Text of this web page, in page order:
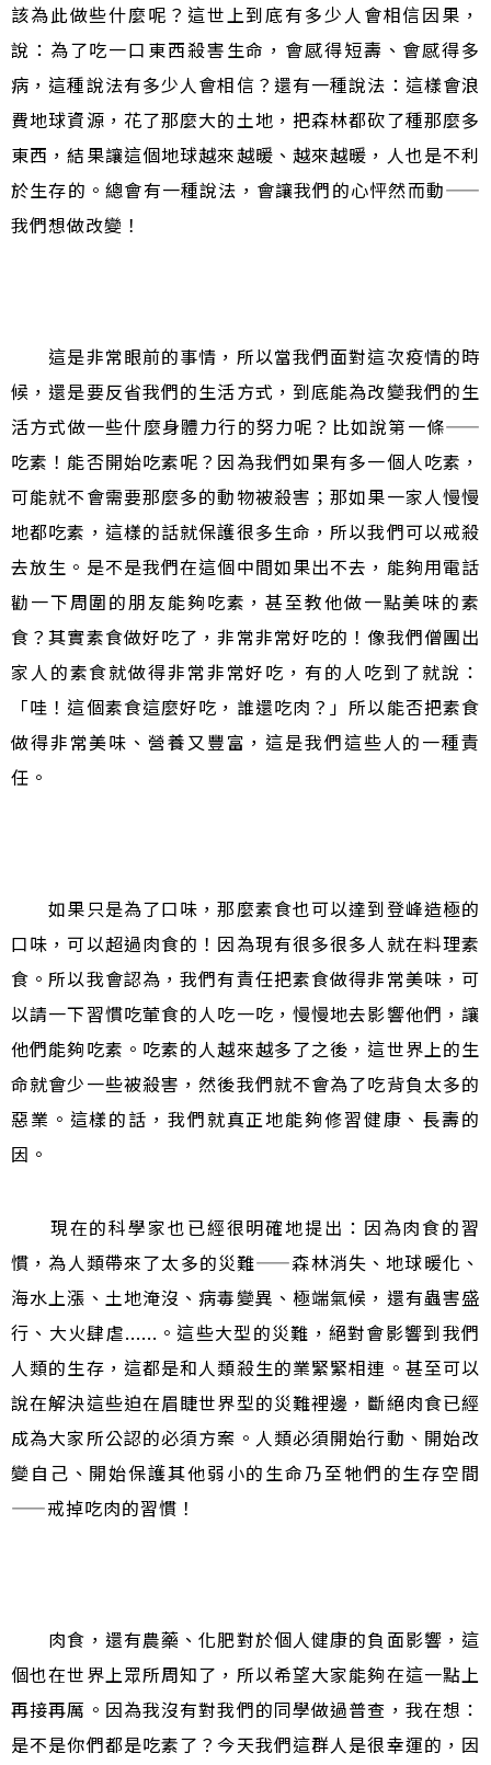
該為此做些什麼呢？這世上到底有多少人會相信因果，
說：為了吃一口東西殺害生命，會感得短壽、會感得多
病，這種說法有多少人會相信？還有一種說法：這樣會浪
費地球資源，花了那麼大的土地，把森林都砍了種那麼多
東西，結果讓這個地球越來越暖、越來越暖，人也是不利
於生存的。總會有一種說法，會讓我們的心怦然而動——
我們想做改變！
這是非常眼前的事情，所以當我們面對這次疫情的時
候，還是要反省我們的生活方式，到底能為改變我們的生
活方式做一些什麼身體力行的努力呢？比如說第一條——
吃素！能否開始吃素呢？因為我們如果有多一個人吃素，
可能就不會需要那麼多的動物被殺害；那如果一家人慢慢
地都吃素，這樣的話就保護很多生命，所以我們可以戒殺
去放生。是不是我們在這個中間如果出不去，能夠用電話
勸一下周圍的朋友能夠吃素，甚至教他做一點美味的素
食？其實素食做好吃了，非常非常好吃的！像我們僧團出
家人的素食就做得非常非常好吃，有的人吃到了就說：
「哇！這個素食這麼好吃，誰還吃肉？」所以能否把素食
做得非常美味、營養又豐富，這是我們這些人的一種責
任。
如果只是為了口味，那麼素食也可以達到登峰造極的
口味，可以超過肉食的！因為現有很多很多人就在料理素
食。所以我會認為，我們有責任把素食做得非常美味，可
以請一下習慣吃葷食的人吃一吃，慢慢地去影響他們，讓
他們能夠吃素。吃素的人越來越多了之後，這世界上的生
命就會少一些被殺害，然後我們就不會為了吃背負太多的
惡業。這樣的話，我們就真正地能夠修習健康、長壽的
因。
現在的科學家也已經很明確地提出：因為肉食的習
慣，為人類帶來了太多的災難——森林消失、地球暖化、
海水上漲、土地淹沒、病毒變異、極端氣候，還有蟲害盛
行、大火肆虐......。這些大型的災難，絕對會影響到我們
人類的生存，這都是和人類殺生的業緊緊相連。甚至可以
說在解決這些迫在眉睫世界型的災難裡邊，斷絕肉食已經
成為大家所公認的必須方案。人類必須開始行動、開始改
變自己、開始保護其他弱小的生命乃至牠們的生存空間
——戒掉吃肉的習慣！
肉食，還有農藥、化肥對於個人健康的負面影響，這
個也在世界上眾所周知了，所以希望大家能夠在這一點上
再接再厲。因為我沒有對我們的同學做過普查，我在想：
是不是你們都是吃素了？今天我們這群人是很幸運的，因